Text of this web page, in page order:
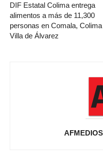
DIF Estatal Colima entrega
alimentos a más de 11,300
personas en Comala,
Villa de Álvarez